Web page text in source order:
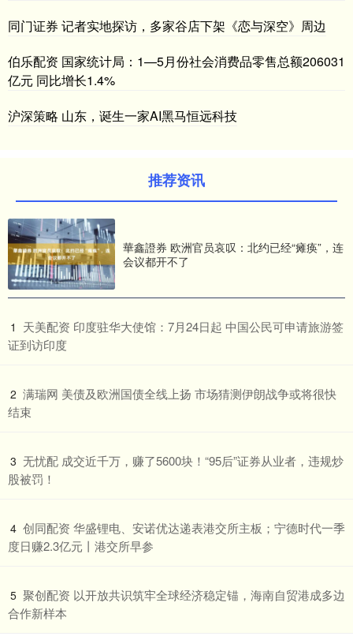
同门证券 记者实地探访，多家谷店下架《恋与深空》周边
伯乐配资 国家统计局：1—5月份社会消费品零售总额206031
亿元 同比增长1.4%
沪深策略 山东，诞生一家AI黑马恒远科技
推荐资讯
華鑫證券 欧洲官员哀叹：北约已经“瘫痪”，连
会议都开不了
1 ​天美配资 印度驻华大使馆：7月24日起 中国公民可申请旅游签
证到访印度
2 ​满瑞网 美债及欧洲国债全线上扬 市场猜测伊朗战争或将很快
结束
3 ​无忧配 成交近千万，赚了5600块！“95后”证券从业者，违规炒
股被罚！
4 ​创同配资 华盛锂电、安诺优达递表港交所主板；宁德时代一季
度日赚2.3亿元丨港交所早参
5 ​聚创配资 以开放共识筑牢全球经济稳定锚，海南自贸港成多边
合作新样本